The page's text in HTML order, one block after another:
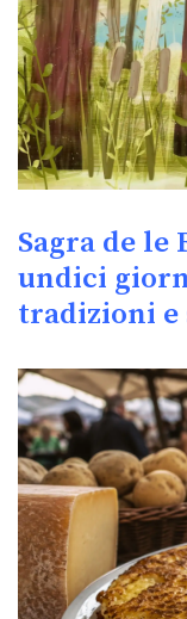
Sagra de le
undici
tradizioni e